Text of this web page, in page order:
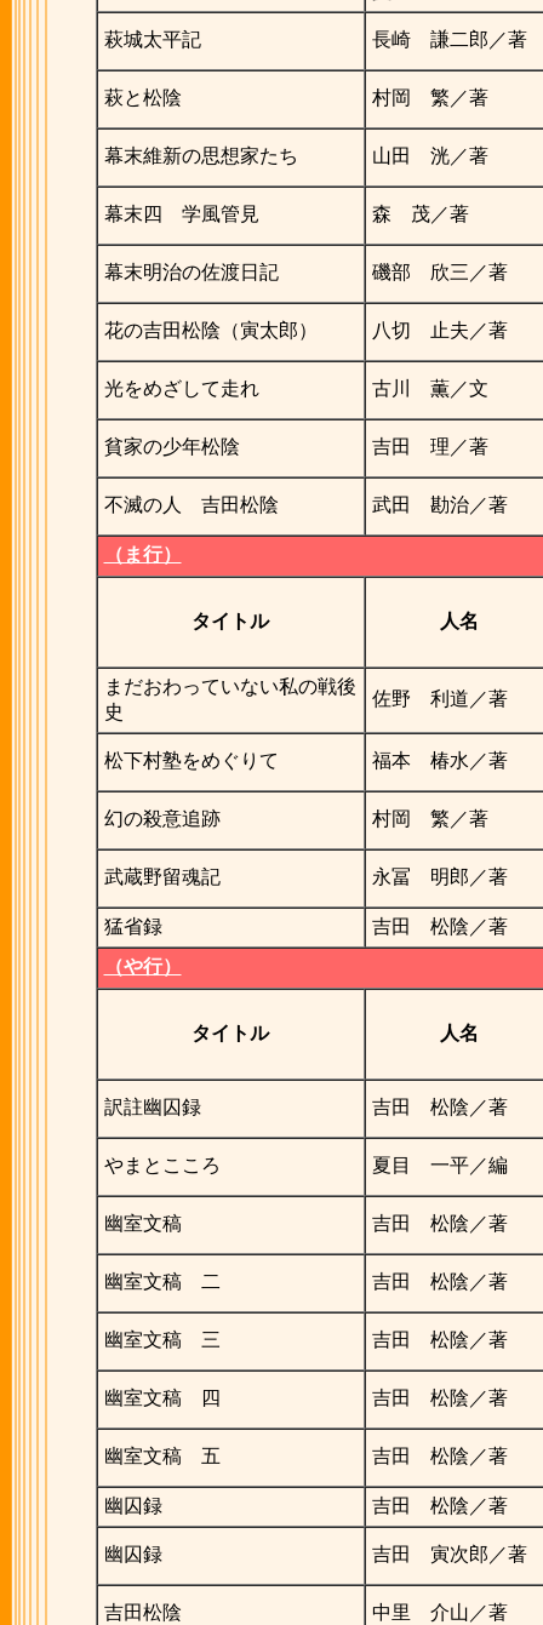
萩城太平記 長崎 謙二郎／著
萩と松陰 村岡 繁／著
幕末維新の思想家たち 山田 洸／著
幕末四 学風管見 森 茂／著
幕末明治の佐渡日記 磯部 欣三／著
花の吉田松陰（寅太郎） 八切 止夫／著
光をめざして走れ 古川 薫／文
貧家の少年松陰 吉田 理／著
不滅の人 吉田松陰 武田 勘治／著
（ま行）
タイトル 人名
まだおわっていない私の戦後
史
佐野 利道／著
松下村塾をめぐりて 福本 椿水／著
幻の殺意追跡 村岡 繁／著
武蔵野留魂記 永冨 明郎／著
猛省録
吉田 松陰／著
（や行）
タイトル 人名
訳註幽囚録 吉田 松陰／著
やまとこころ 夏目 一平／編
幽室文稿 吉田 松陰／著
幽室文稿 二 吉田 松陰／著
幽室文稿 三 吉田 松陰／著
幽室文稿 四 吉田 松陰／著
幽室文稿 五 吉田 松陰／著
幽囚録 吉田 松陰／著
幽囚録 吉田 寅次郎／著
吉田松陰 中里 介山／著